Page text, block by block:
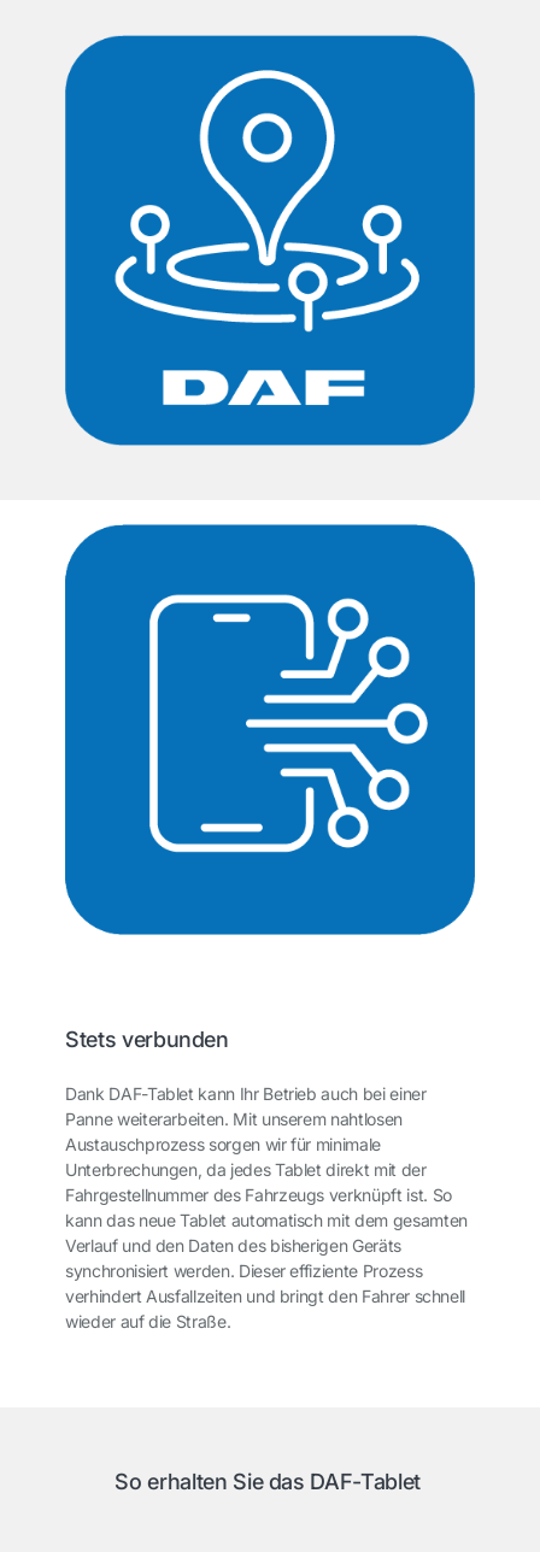
Stets verbunden
Dank DAF-Tablet kann Ihr Betrieb auch bei einer
Panne weiterarbeiten. Mit unserem nahtlosen
Austauschprozess sorgen wir für minimale
Unterbrechungen, da jedes Tablet direkt mit der
Fahrgestellnummer des Fahrzeugs verknüpft ist. So
kann das neue Tablet automatisch mit dem gesamten
Verlauf und den Daten des bisherigen Geräts
synchronisiert werden. Dieser effiziente Prozess
verhindert Ausfallzeiten und bringt den Fahrer schnell
wieder auf die Straße.
So erhalten Sie das DAF-Tablet